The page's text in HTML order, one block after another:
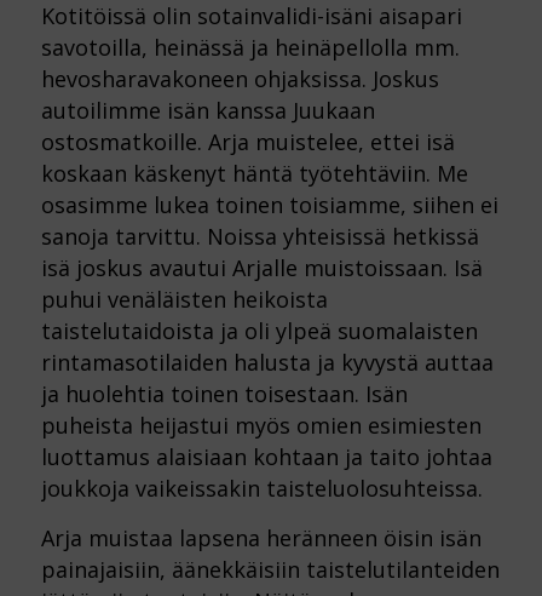
Kotitöissä olin sotainvalidi-isäni aisapari
savotoilla, heinässä ja heinäpellolla mm.
hevosharavakoneen ohjaksissa. Joskus
autoilimme isän kanssa Juukaan
ostosmatkoille. Arja muistelee, ettei isä
koskaan käskenyt häntä työtehtäviin. Me
osasimme lukea toinen toisiamme, siihen ei
sanoja tarvittu. Noissa yhteisissä hetkissä
isä joskus avautui Arjalle muistoissaan. Isä
puhui venäläisten heikoista
taistelutaidoista ja oli ylpeä suomalaisten
rintamasotilaiden halusta ja kyvystä auttaa
ja huolehtia toinen toisestaan. Isän
puheista heijastui myös omien esimiesten
luottamus alaisiaan kohtaan ja taito johtaa
joukkoja vaikeissakin taisteluolosuhteissa.
Arja muistaa lapsena heränneen öisin isän
painajaisiin, äänekkäisiin taistelutilanteiden